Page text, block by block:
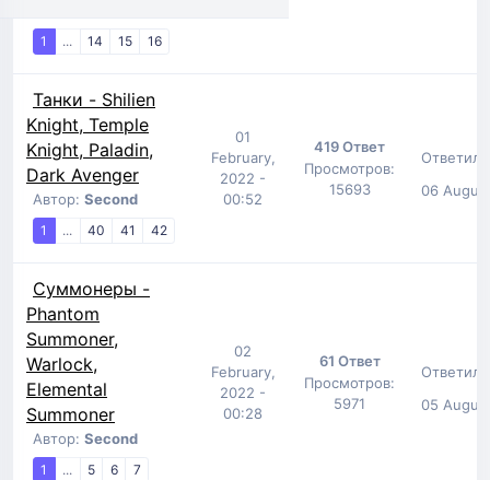
1 ... 14 15 16
Танки - Shilien
Knight, Temple
Knight, Paladin,
Dark Avenger
Автор: Second
1 ... 40 41 42
01
February,
2022 -
00:52
419 Ответ
Просмотров:
15693
Ответил:
06
Суммонеры -
Phantom
Summoner,
Warlock,
Elemental
Summoner
Автор: Second
1 ... 5 6 7
02
February,
2022 -
00:28
61 Ответ
Просмотров:
5971
Ответил:
05